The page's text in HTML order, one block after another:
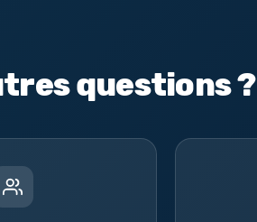
questions ?